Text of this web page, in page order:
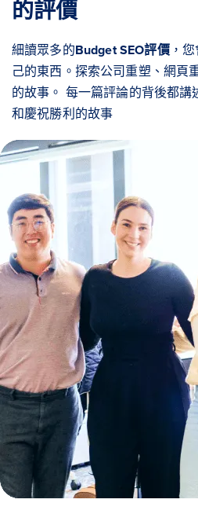
的評價
細讀眾多的Budget SEO評價，
己的東西。探索公司重塑、網頁
的故事。 每一篇評論的背後都
和慶祝勝利的故事